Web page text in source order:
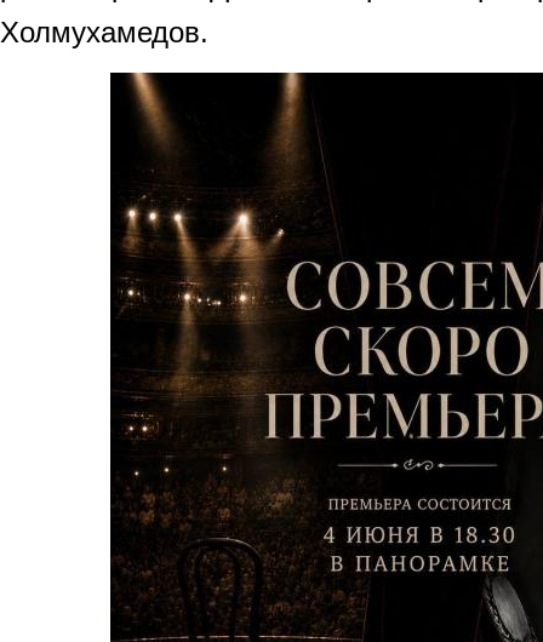
Холмухамедов.